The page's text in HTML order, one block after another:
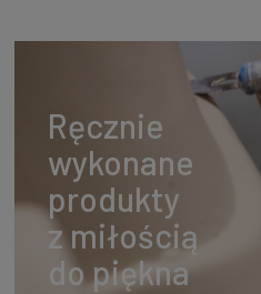
Ręcznie
wykonane
produkty
z miłością
do piękna